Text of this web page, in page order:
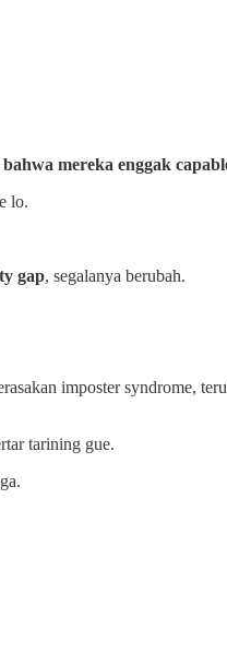
mereka enggak
lo.
gap, segalanya berubah.
imposter syndrome,
tarining gue.